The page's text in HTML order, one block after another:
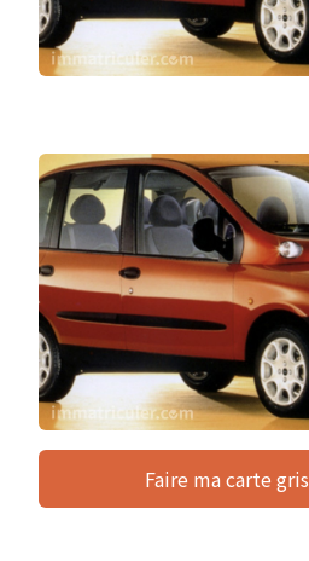
Faire ma carte